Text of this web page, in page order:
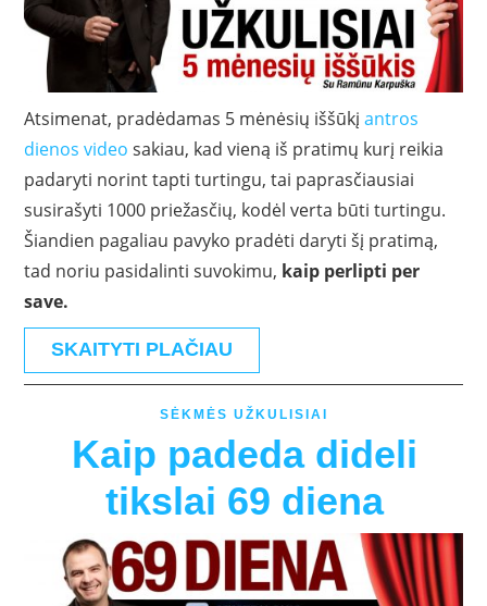
Atsimenat, pradėdamas 5 mėnėsių iššūkįantros
dienos video sakiau, kad vieną iš pratimų kurį reikia
padaryti norint tapti turtingu, tai paprasčiausiai
susirašyti 1000 priežasčių, kodėl verta būti turtingu.
Šiandien pagaliau pavyko pradėti daryti šį pratimą,
tad noriu pasidalinti suvokimu, kaip perlipti per
save.
SKAITYTI PLAČIAU
SĖKMĖS UŽKULISIAI
Kaip padeda dideli
tikslai 69 diena